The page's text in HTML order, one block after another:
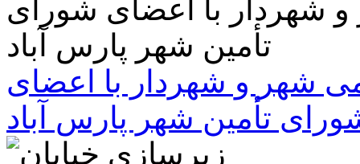
شهر و شهردار با اعضای
تأمین شهر پارس آباد